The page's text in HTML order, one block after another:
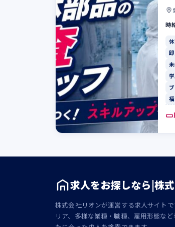
時
求人をお探しなら|株
株式会社リオンが運営する求人サイト
リア、多様な業種・職種、雇用形態な